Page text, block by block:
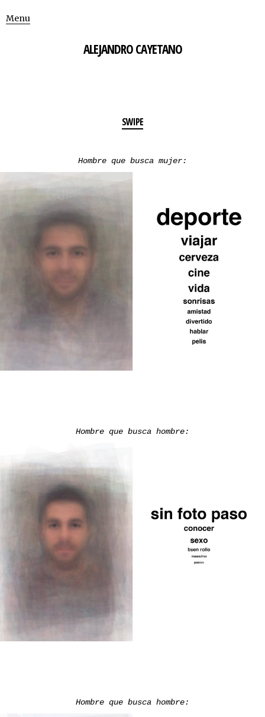
Menu
ALEJANDRO CAYETANO
SWIPE
Hombre que busca mujer:
Hombre que busca hombre:
Hombre que busca hombre: